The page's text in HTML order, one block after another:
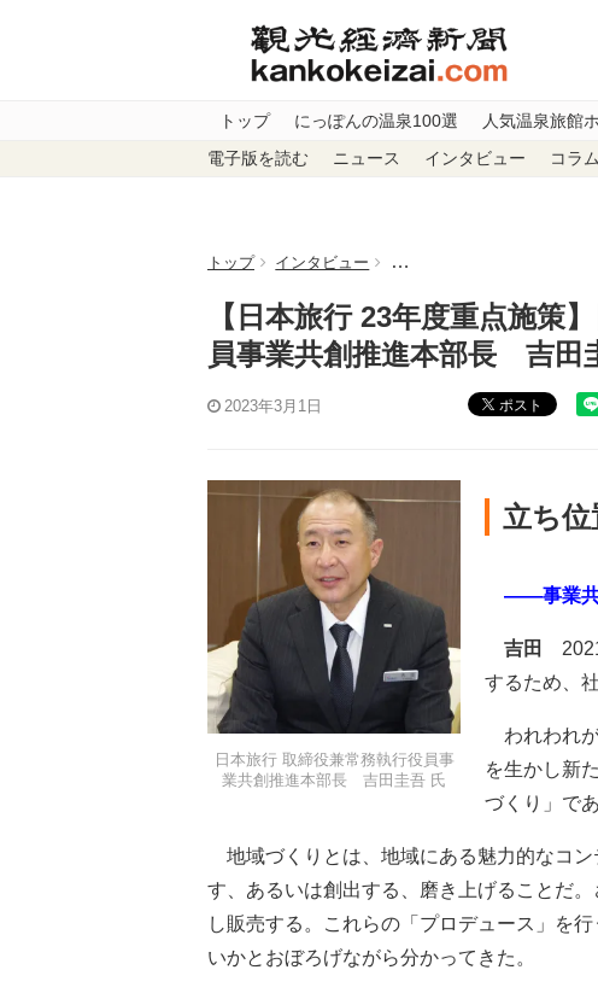
トップ にっぽんの温泉100選 人気温泉旅館
電子版を読む ニュース インタビュー コラム
トップ インタビュー 【日本旅行 23年度重点施策
【日本旅行 23年度重点施策
員事業共創推進本部長 吉田
2023年3月1日 ポスト
日本旅行 取締役兼常務執行役員事
業共創推進本部長 吉田圭吾 氏
立ち
――事業共
吉田
するため、
われわれ
を生かし新
づくり」で
地域づくりとは、地域にある魅力的なコ
す、あるいは創出する、磨き上げることだ
し販売する。これらの「プロデュース」を
いかとおぼろげながら分かってきた。